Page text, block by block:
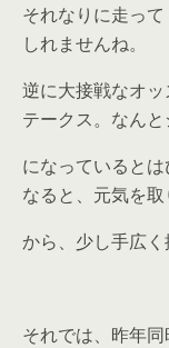
それなりに走っ
しれませんね。
逆に大接戦なオ
テークス。なん
になっていると
なると、元気を
から、少し手広く
それでは、昨年